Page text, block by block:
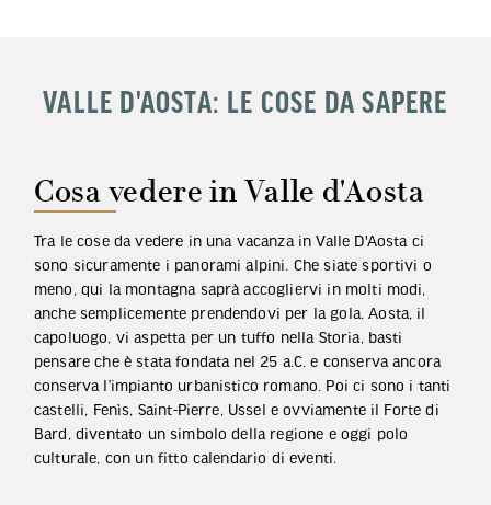
VALLE D'AOSTA: LE COSE DA SAPERE
Cosa vedere in Valle d'Aosta
Tra le cose da vedere in una vacanza in Valle D'Aosta ci
sono sicuramente i panorami alpini. Che siate sportivi o
meno, qui la montagna saprà accogliervi in molti modi,
anche semplicemente prendendovi per la gola. Aosta, il
capoluogo, vi aspetta per un tuffo nella Storia, basti
pensare che è stata fondata nel 25 a.C. e conserva ancora
conserva l’impianto urbanistico romano. Poi ci sono i tanti
castelli, Fenìs, Saint-Pierre, Ussel e ovviamente il Forte di
Bard, diventato un simbolo della regione e oggi polo
culturale, con un fitto calendario di eventi.